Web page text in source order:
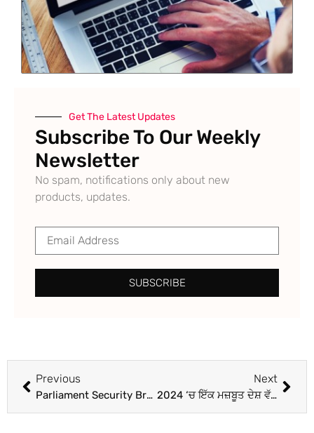
Get The Latest Updates
Subscribe To Our Weekly
Newsletter
No spam, notifications only about new
products, updates.
SUBSCRIBE
Previous
Parliament Security Breach Case: ਕਰਨਾਟਕ ਦੇ ਸੇਵਾਮੁਕਤ ਡਿਪਟੀ ਐੱਸਪੀ ਦਾ ਬੇਟਾ ਹਿਰਾਸਤ ‘ਚ, ਮਨੋਰੰਜਨ ਦਾ ਸੀ ਰੂਮਮੇਟ
Next
2024 ‘ਚ ਇੱਕ ਮਜ਼ਬੂਤ ​​ਦੇਸ਼ ਵੱਲ ਵਧ ਰਿਹਾ ਹੈ ਡਿਜੀਟਲ ਇੰਡੀਆ